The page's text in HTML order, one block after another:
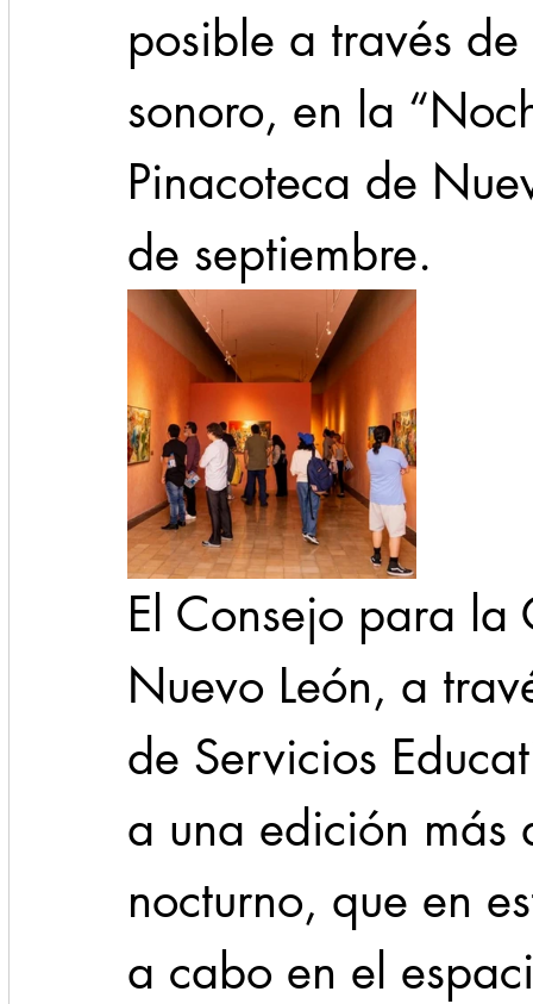
posible a través
sonoro, en la
Pinacoteca de
de septiembre.
El Consejo para
Nuevo León, a
de Servicios
a una edición más
nocturno, que en
a cabo en el